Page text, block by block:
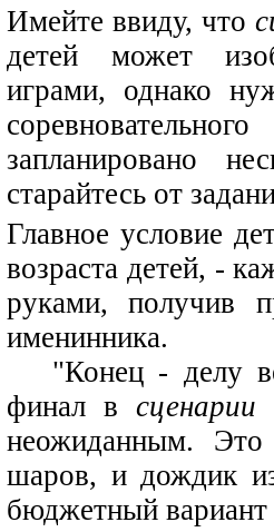
Имейте ввиду, что
детей может
играми, однако
запланировано
старайтесь от
Главное условие
возраста детей, -
руками, получив
именинника.
"Конец - делу
финал в
неожиданным.
шаров, и дождик
бюджетный